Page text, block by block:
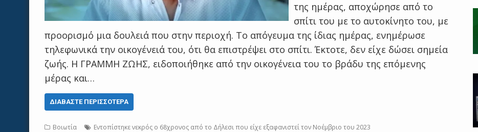
της ημέρας, αποχώρησε από το
σπίτι του με το αυτοκίνητο του, με
προορισμό μια δουλειά που στην περιοχή. Το απόγευμα της ίδιας ημέρας, ενημέρωσε
τηλεφωνικά την οικογένειά του, ότι θα επιστρέψει στο σπίτι. Έκτοτε, δεν είχε δώσει σημεία
ζωής. Η ΓΡΑΜΜΗ ΖΩΗΣ, ειδοποιήθηκε από την οικογένεια του το βράδυ της επόμενης
μέρας και…
ΔΙΑΒΆΣΤΕ ΠΕΡΙΣΣΌΤΕΡΑ
Βοιωτία Εντοπίστηκε νεκρός ο 68χρονος από το Δήλεσι που είχε εξαφανιστεί τον Νοέμβριο του 2023